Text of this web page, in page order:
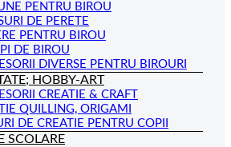
PENTRU BIROU
DE PERETE
PENTRU BIROU
DE BIROU
DIVERSE PENTRU BIROURI
HOBBY-ART
CREATIE & CRAFT
QUILLING, ORIGAMI
DE CREATIE PENTRU COPII
SCOLARE